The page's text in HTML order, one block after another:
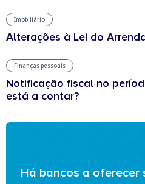
Imobiliário
Alterações à Lei do
Finanças pessoais
Notificação fiscal no
está a contar?
Há bancos a oferecer